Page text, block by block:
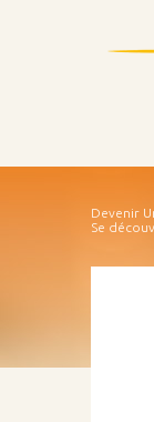
Devenir
Se